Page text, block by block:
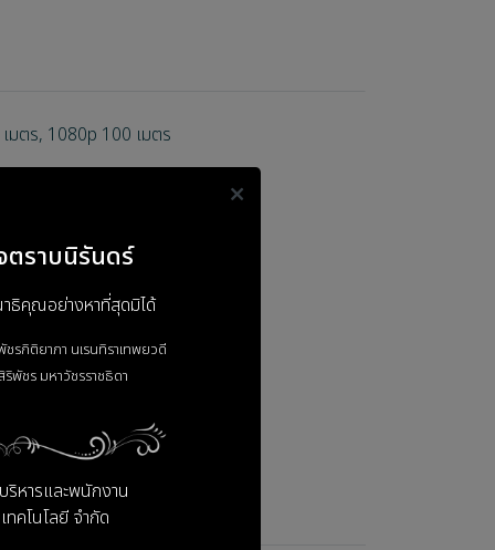
ตร, 1080p 100 เมตร
ตราบนิรันดร์
ธิคุณอย่างหาที่สุดมิได้
ชรกิติยาภา นเรนทิราเทพยวดี
ริพัชร มหาวัชรราชธิดา
ริหารและพนักงาน
คโนโลยี จำกัด